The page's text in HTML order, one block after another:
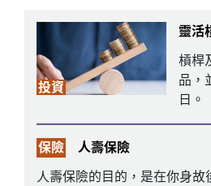
投資
靈活
槓桿
品，
日。
保險
人壽保險
人壽保險的目的，是在你身